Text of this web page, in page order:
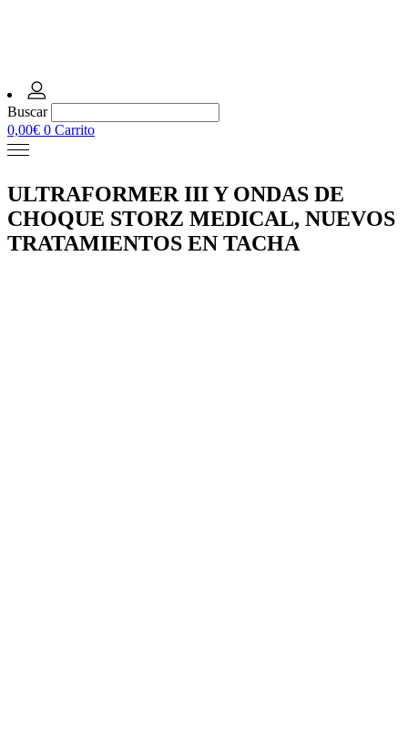
Buscar
0,00€ 0 Carrito
ULTRAFORMER III Y ONDAS DE
CHOQUE STORZ MEDICAL, NUEVOS
TRATAMIENTOS EN TACHA